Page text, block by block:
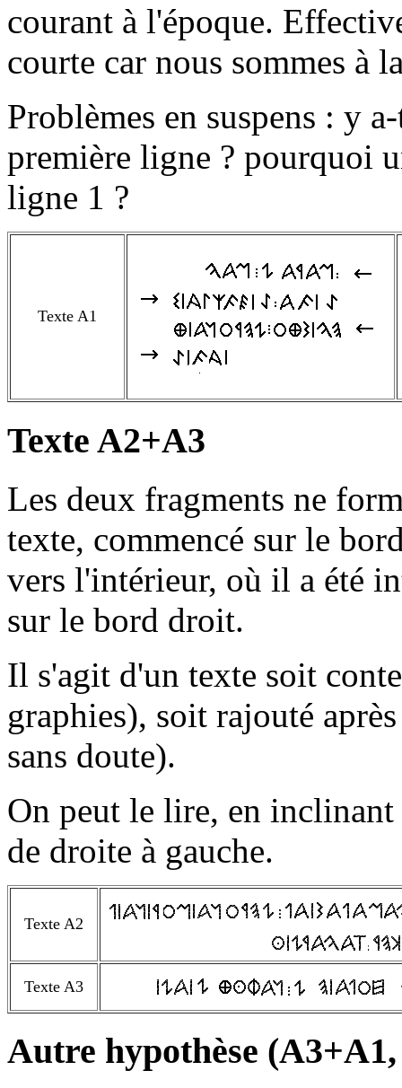
courant à l'époque.
courte car nous sommes à
Problèmes en suspens : y
première ligne ? pourquoi
ligne 1 ?
Texte A1
Texte A2+A3
Les deux fragments ne
texte, commencé sur le
vers l'intérieur, où il a été
sur le bord droit.
Il s'agit d'un texte soit
graphies), soit rajouté
sans doute).
On peut le lire, en
de droite à gauche.
Texte A2
Texte A3
Autre hypothèse